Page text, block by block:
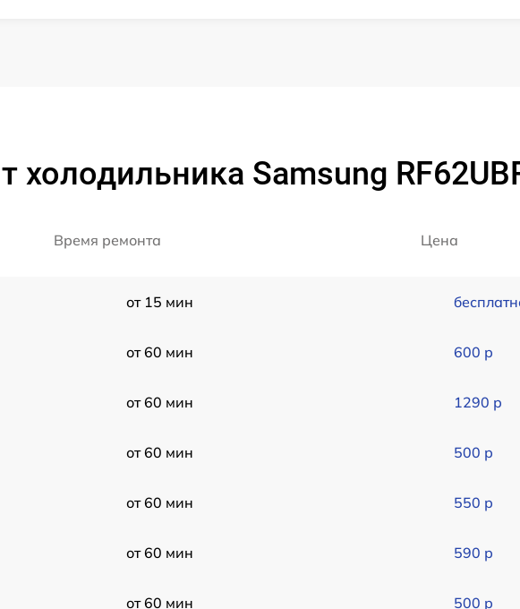
Samsung
Время ремонта Цена
от 15 мин
от 60 мин 600 р
от 60 мин 1290 р
от 60 мин 500 р
от 60 мин 550 р
от 60 мин 590 р
от 60 мин 500 р